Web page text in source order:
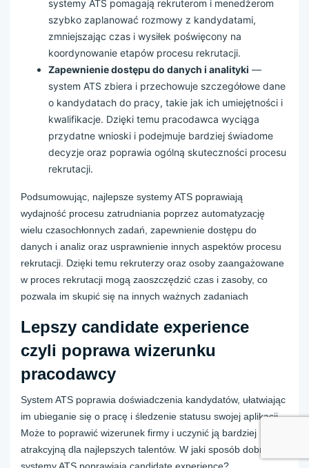
systemy ATS pomagają rekruterom i menedżerom
szybko zaplanować rozmowy z kandydatami,
zmniejszając czas i wysiłek poświęcony na
koordynowanie etapów procesu rekrutacji.
Zapewnienie dostępu do danych i analityki —
system ATS zbiera i przechowuje szczegółowe dane
o kandydatach do pracy, takie jak ich umiejętności i
kwalifikacje. Dzięki temu pracodawca wyciąga
przydatne wnioski i podejmuje bardziej świadome
decyzje oraz poprawia ogólną skuteczności procesu
rekrutacji.
Podsumowując, najlepsze systemy ATS poprawiają
wydajność procesu zatrudniania poprzez automatyzację
wielu czasochłonnych zadań, zapewnienie dostępu do
danych i analiz oraz usprawnienie innych aspektów procesu
rekrutacji. Dzięki temu rekruterzy oraz osoby zaangażowane
w proces rekrutacji mogą zaoszczędzić czas i zasoby, co
pozwala im skupić się na innych ważnych zadaniach
Lepszy candidate experience
czyli poprawa wizerunku
pracodawcy
System ATS poprawia doświadczenia kandydatów, ułatwiając
im ubieganie się o pracę i śledzenie statusu swojej aplikacji.
Może to poprawić wizerunek firmy i uczynić ją bardziej
atrakcyjną dla najlepszych talentów. W jaki sposób dobre